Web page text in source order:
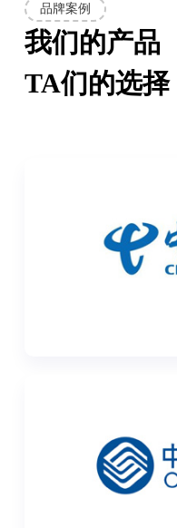
品牌案例
我们的产品
TA们的选择